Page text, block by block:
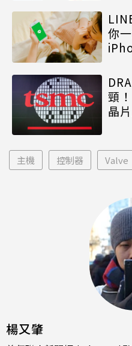
你
頸
晶
主機 控制器 Valve
楊又肇